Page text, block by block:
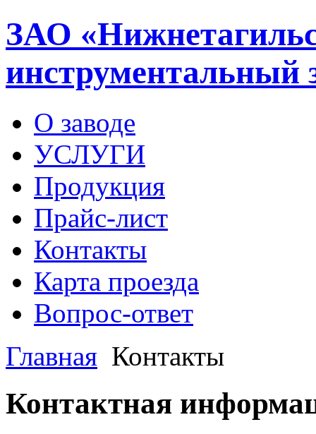
ЗАО
инструментальный
О заводе
УСЛУГИ
Продукция
Прайс-лист
Контакты
Карта проезда
Вопрос-ответ
Главная Контакты
Контактная